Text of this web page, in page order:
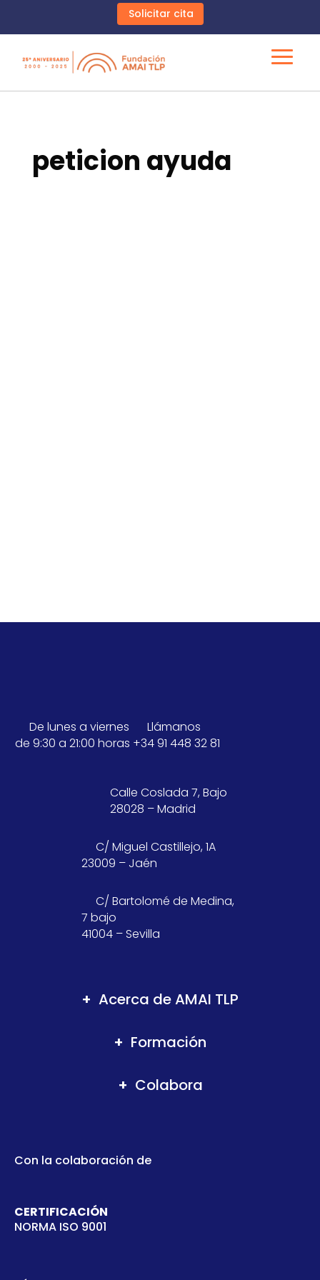
Solicitar cita
peticion ayuda
De lunes a viernes
de 9:30 a 21:00 horas
Llámanos
+34 91 448 32 81
Calle Coslada 7, Bajo
28028 – Madrid
C/ Miguel Castillejo, 1A
23009 – Jaén
C/ Bartolomé de Medina,
7 bajo
41004 – Sevilla
Acerca de AMAI TLP
Formación
Colabora
Con la colaboración de
CERTIFICACIÓN
NORMA ISO 9001